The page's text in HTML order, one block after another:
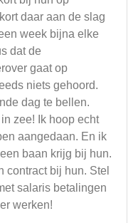
daar aan de slag
week bijna elke
dat de
gaat op
niets gehoord.
dag te bellen.
zee! Ik hoop echt
aangedaan. En ik
baan krijg bij hun.
contract bij hun. Stel
salaris betalingen
werken!